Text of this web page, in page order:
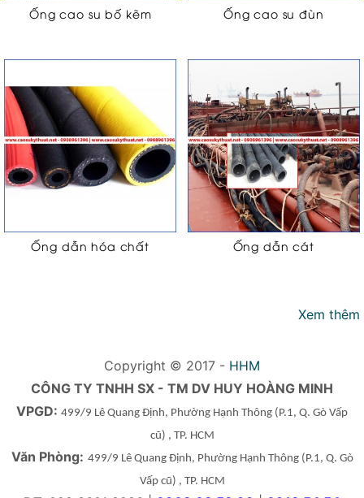
Ống cao su bố kẽm Ống cao su đùn
Ống dẫn hóa chất Ống dẫn cát
Xem thêm
Copyright © 2017 - HHM
CÔNG TY TNHH SX - TM DV HUY HOÀNG MINH
VPGD: 499/9 Lê Quang Định, Phường Hạnh Thông (P.1, Q. Gò Vấp
cũ) , TP. HCM
Văn Phòng: 499/9 Lê Quang Định, Phường Hạnh Thông(P.1, Q. Gò
Vấp cũ) , TP. HCM